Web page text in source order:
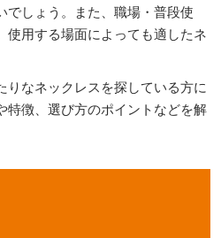
でしょう。また、職場・普段使
使用する場面によっても適したネ
りなネックレスを探している方に
特徴、選び方のポイントなどを解